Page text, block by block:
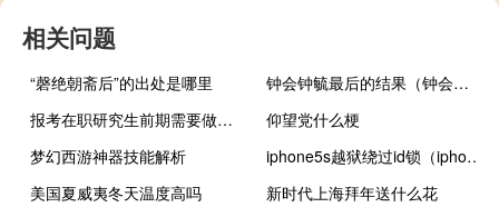
相关问题
“磬绝朝斋后”的出处是哪里
钟会钟毓最后的结果（钟会钟毓）
报考在职研究生前期需要做好哪些准备
仰望党什么梗
梦幻西游神器技能解析
iphone5s越狱绕过id锁（iphone5铃声设置教程）
美国夏威夷冬天温度高吗
新时代上海拜年送什么花